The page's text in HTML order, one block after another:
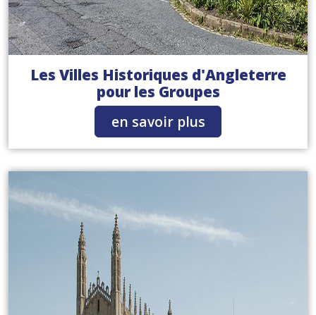
Les Villes Historiques d'Angleterre
pour les Groupes
en savoir plus